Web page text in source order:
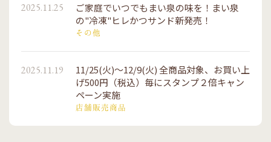
2025.11.25
ご家庭でいつでもまい泉の味を！まい泉
の"冷凍"ヒレかつサンド新発売！
その他
2025.11.19
11/25(火)～12/9(火) 全商品対象、お買い上
げ500円（税込）毎にスタンプ２倍キャン
ペーン実施
店舗販売商品